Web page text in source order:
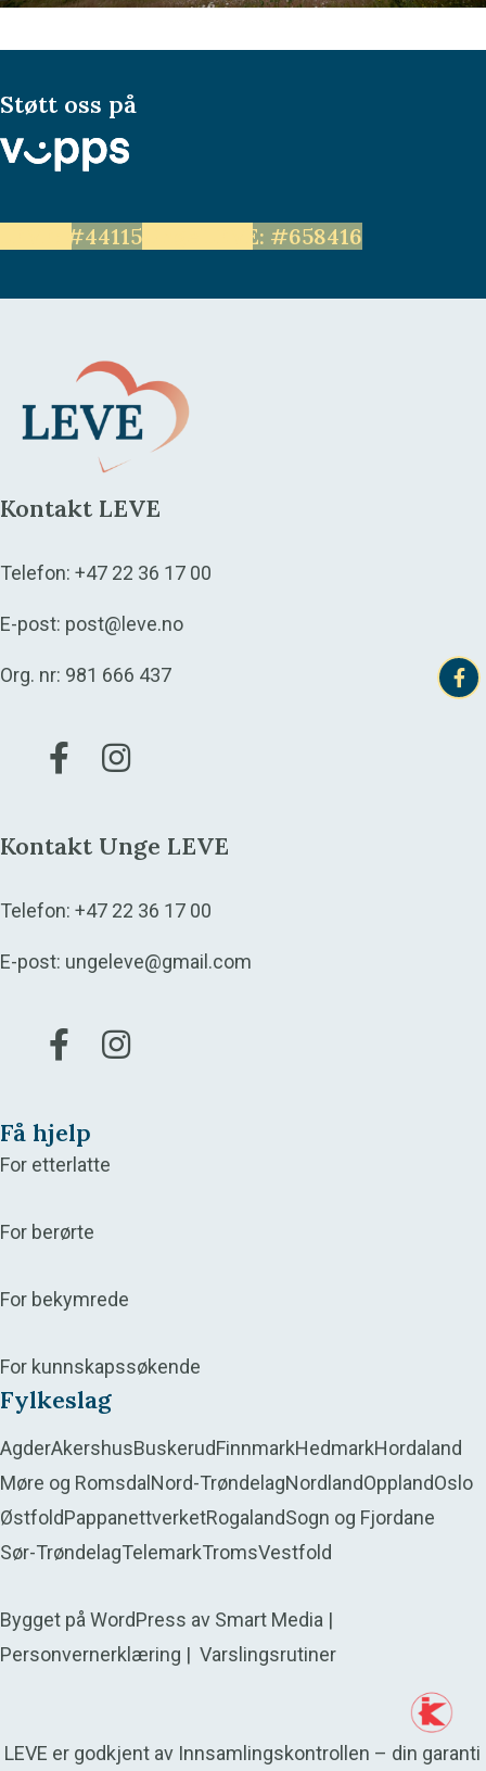
Støtt oss på
LEVE: #44115 Unge LEVE: #658416
Kontakt LEVE
Telefon: +47 22 36 17 00
E-post: post@leve.no
Org. nr: 981 666 437
Gå til vår Facebook
Gå til vår Instagram
Kontakt Unge LEVE
Telefon: +47 22 36 17 00
E-post: ungeleve@gmail.com
Gå til vår Facebook
Gå til vår Instagram
Få hjelp
For etterlatte
For berørte
For bekymrede
For kunnskapssøkende
Fylkeslag
AgderAkershusBuskerudFinnmarkHedmarkHordaland
Møre og Romsdal Nord-TrøndelagNordlandOpplandOslo
ØstfoldPappanettverketRogalandSogn og Fjordane
Sør-TrøndelagTelemarkTromsVestfold
Bygget påWordPress av Smart Media |
Personvernerklæring | Varslingsrutiner
LEVE er godkjent av Innsamlingskontrollen – din garanti